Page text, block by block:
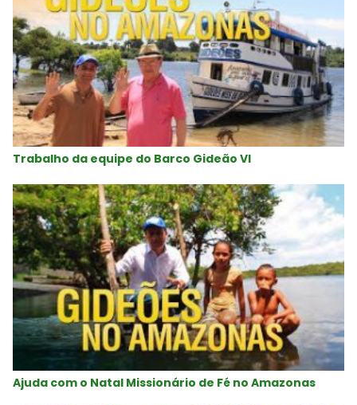
Trabalho da equipe do Barco Gideão VI
Ajuda com o Natal Missionário de Fé no Amazonas